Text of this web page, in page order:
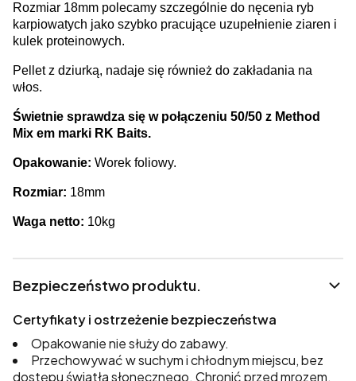
Rozmiar 18mm polecamy szczególnie do nęcenia ryb
karpiowatych jako szybko pracujące uzupełnienie ziaren i
kulek proteinowych.
Pellet z dziurką, nadaje się również do zakładania na
włos.
Świetnie sprawdza się w połączeniu 50/50 z Method
Mix em marki RK Baits.
Opakowanie: Worek foliowy.
Rozmiar: 18mm
Waga netto: 10kg
Bezpieczeństwo produktu.
Certyfikaty i ostrzeżenie bezpieczeństwa
Opakowanie nie służy do zabawy.
Przechowywać w suchym i chłodnym miejscu, bez
dostępu światła słonecznego. Chronić przed mrozem.